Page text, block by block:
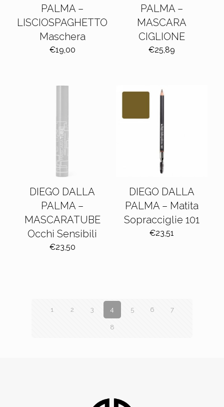
PALMA –
LISCIOSPAGHETTO
Maschera
€19,00
PALMA –
MASCARA
CIGLIONE
€25,89
DIEGO DALLA
PALMA –
MASCARATUBE
Occhi Sensibili
€23,50
DIEGO DALLA
PALMA – Matita
Sopracciglie 101
€23,51
1 2 3 4 5 6 7
8